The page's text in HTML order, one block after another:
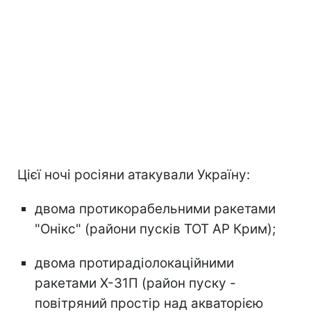
Цієї ночі росіяни атакували Україну:
двома протикорабельними ракетами
"Онікс" (райони пусків ТОТ АР Крим);
двома протирадіолокаційними
ракетами Х-31П (район пуску -
повітряний простір над акваторією